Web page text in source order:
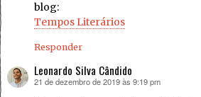
blog:
Tempos Literários
Responder
Leonardo Silva Cândido
disse:
21 de dezembro de 2019 às 9:19 pm